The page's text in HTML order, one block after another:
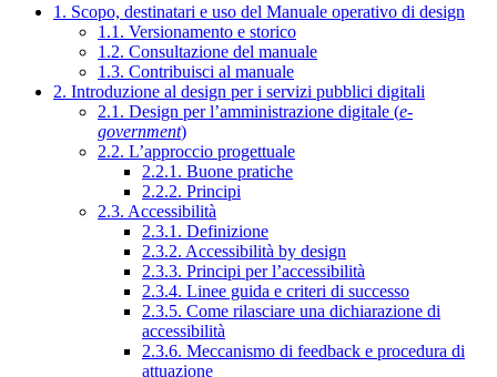
1. Scopo, destinatari e uso del Manuale operativo di design
1.1. Versionamento e storico
1.2. Consultazione del manuale
1.3. Contribuisci al manuale
2. Introduzione al design per i servizi pubblici digitali
2.1. Design per l’amministrazione digitale (e-
government)
2.2. L’approccio progettuale
2.2.1. Buone pratiche
2.2.2. Principi
2.3. Accessibilità
2.3.1. Definizione
2.3.2. Accessibilità by design
2.3.3. Principi per l’accessibilità
2.3.4. Linee guida e criteri di successo
2.3.5. Come rilasciare una dichiarazione di
accessibilità
2.3.6. Meccanismo di feedback e procedura di
attuazione